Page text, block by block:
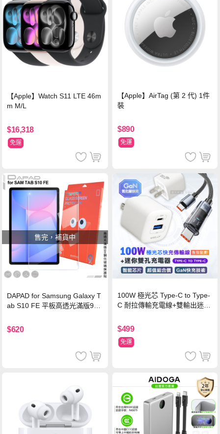
【Apple】Watch S11 LTE 46m
m M/L
$16,318
免運
【Apple】AirTag (第 2 代) 1件
裝
$890
免運
售完，補貨中
DAPAD for Samsung Galaxy T
ab S10 FE 平板高透光滿版9H
$620
100W 極光芯 Type-C to Type-
C 耐拉傳輸充電線+雙輸出迷你
$499
免運